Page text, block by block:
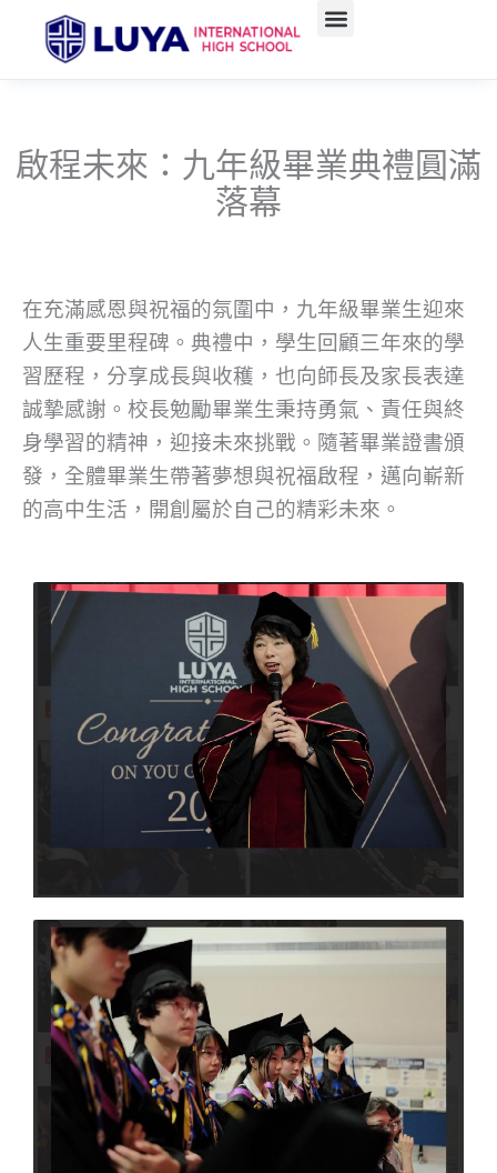
啟程未來：九年級畢業典禮圓滿
落幕
在充滿感恩與祝福的氛圍中，九年級畢業生迎來
人生重要里程碑。典禮中，學生回顧三年來的學
習歷程，分享成長與收穫，也向師長及家長表達
誠摯感謝。校長勉勵畢業生秉持勇氣、責任與終
身學習的精神，迎接未來挑戰。隨著畢業證書頒
發，全體畢業生帶著夢想與祝福啟程，邁向嶄新
的高中生活，開創屬於自己的精彩未來。